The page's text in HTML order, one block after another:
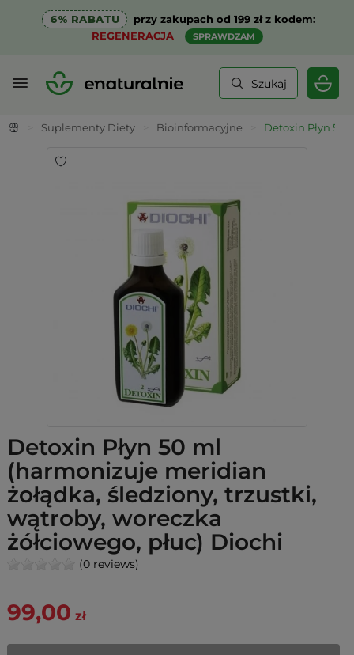
6% RABATU
przy zakupach od 199 zł z kodem:
REGENERACJA
SPRAWDZAM
Szukaj
Suplementy Diety Bioinformacyjne Detoxin Płyn 50
Detoxin Płyn 50 ml
(harmonizuje meridian
żołądka, śledziony, trzustki,
wątroby, woreczka
żółciowego, płuc) Diochi
(0 reviews)
99,00 zł